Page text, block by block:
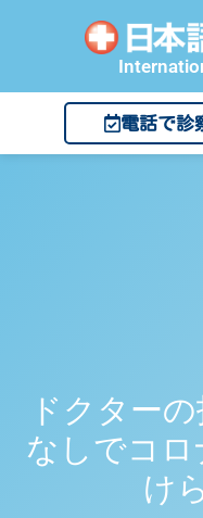
電話で診
ドクター
なしでコロ
け